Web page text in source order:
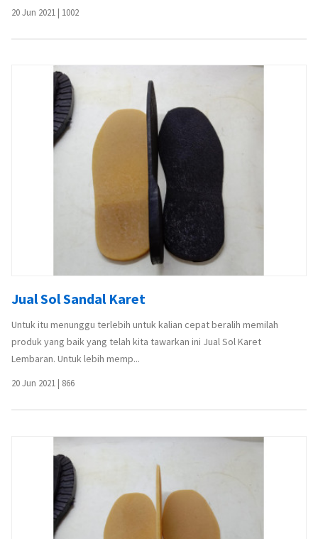
20 Jun 2021 | 1002
Jual Sol Sandal Karet
Untuk itu menunggu terlebih untuk kalian cepat beralih memilah
produk yang baik yang telah kita tawarkan ini Jual Sol Karet
Lembaran. Untuk lebih memp...
20 Jun 2021 | 866